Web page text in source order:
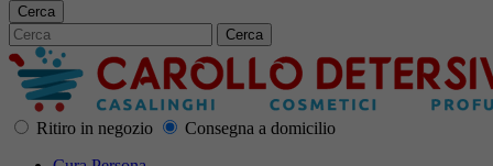
Cerca
Cerca
Ritiro in negozio
Consegna a domicilio